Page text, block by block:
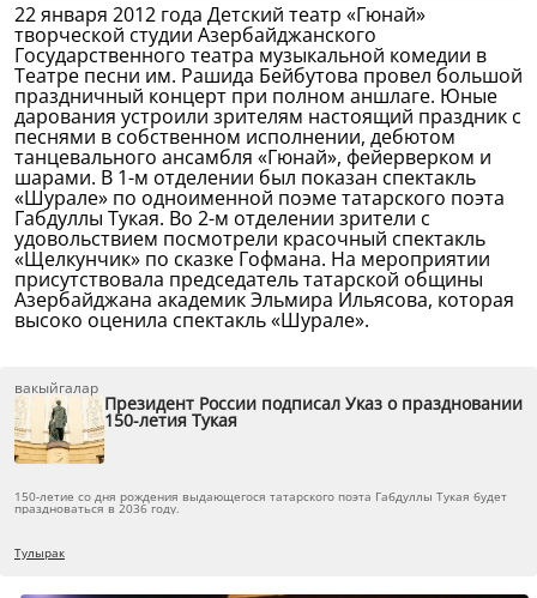
22 января 2012 года Детский театр «Гюнай»
творческой студии Азербайджанского
Государственного театра музыкальной комедии в
Театре песни им. Рашида Бейбутова провел большой
праздничный концерт при полном аншлаге. Юные
дарования устроили зрителям настоящий праздник с
песнями в собственном исполнении, дебютом
танцевального ансамбля «Гюнай», фейерверком и
шарами. В 1-м отделении был показан спектакль
«Шурале» по одноименной поэме татарского поэта
Габдуллы Тукая. Во 2-м отделении зрители с
удовольствием посмотрели красочный спектакль
«Щелкунчик» по сказке Гофмана. На мероприятии
присутствовала председатель татарской общины
Азербайджана академик Эльмира Ильясова, которая
высоко оценила спектакль «Шурале».
вакыйгалар
Президент России подписал Указ о праздновании
150-летия Тукая
150-летие со дня рождения выдающегося татарского поэта Габдуллы Тукая будет
праздноваться в 2036 году.
Тулырак